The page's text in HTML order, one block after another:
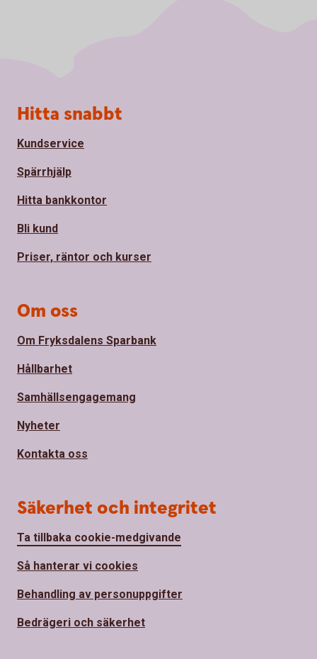
Sidfot
Hitta snabbt
Kundservice
Spärrhjälp
Hitta bankkontor
Bli kund
Priser, räntor och kurser
Om oss
Om Fryksdalens Sparbank
Hållbarhet
Samhällsengagemang
Nyheter
Kontakta oss
Säkerhet och integritet
Ta tillbaka cookie-medgivande
Så hanterar vi cookies
Behandling av personuppgifter
Bedrägeri och säkerhet